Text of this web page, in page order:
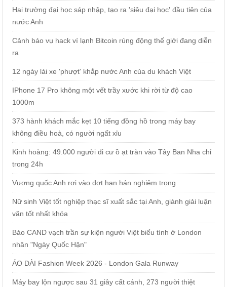
Hai trường đại học sáp nhập, tạo ra 'siêu đại học' đầu tiên của
nước Anh
Cảnh báo vụ hack ví lạnh Bitcoin rúng động thế giới đang diễn
ra
12 ngày lái xe 'phượt' khắp nước Anh của du khách Việt
IPhone 17 Pro không một vết trầy xước khi rời từ độ cao
1000m
373 hành khách mắc kẹt 10 tiếng đồng hồ trong máy bay
không điều hoà, có người ngất xỉu
Kinh hoàng: 49.000 người di cư ồ ạt tràn vào Tây Ban Nha chỉ
trong 24h
Vương quốc Anh rơi vào đợt hạn hán nghiêm trọng
Nữ sinh Việt tốt nghiệp thạc sĩ xuất sắc tại Anh, giành giải luận
văn tốt nhất khóa
Báo CAND vạch trần sự kiện người Việt biểu tình ở London
nhân "Ngày Quốc Hận"
ÁO DÀI Fashion Week 2026 - London Gala Runway
Máy bay lộn ngược sau 31 giây cất cánh, 273 người thiệt